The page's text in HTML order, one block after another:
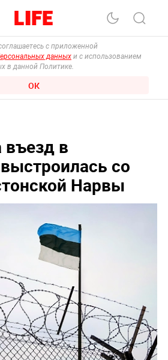
с приложенной
данных и с использованием
в данной Политике.
ОК
въезд в
со
Нарвы